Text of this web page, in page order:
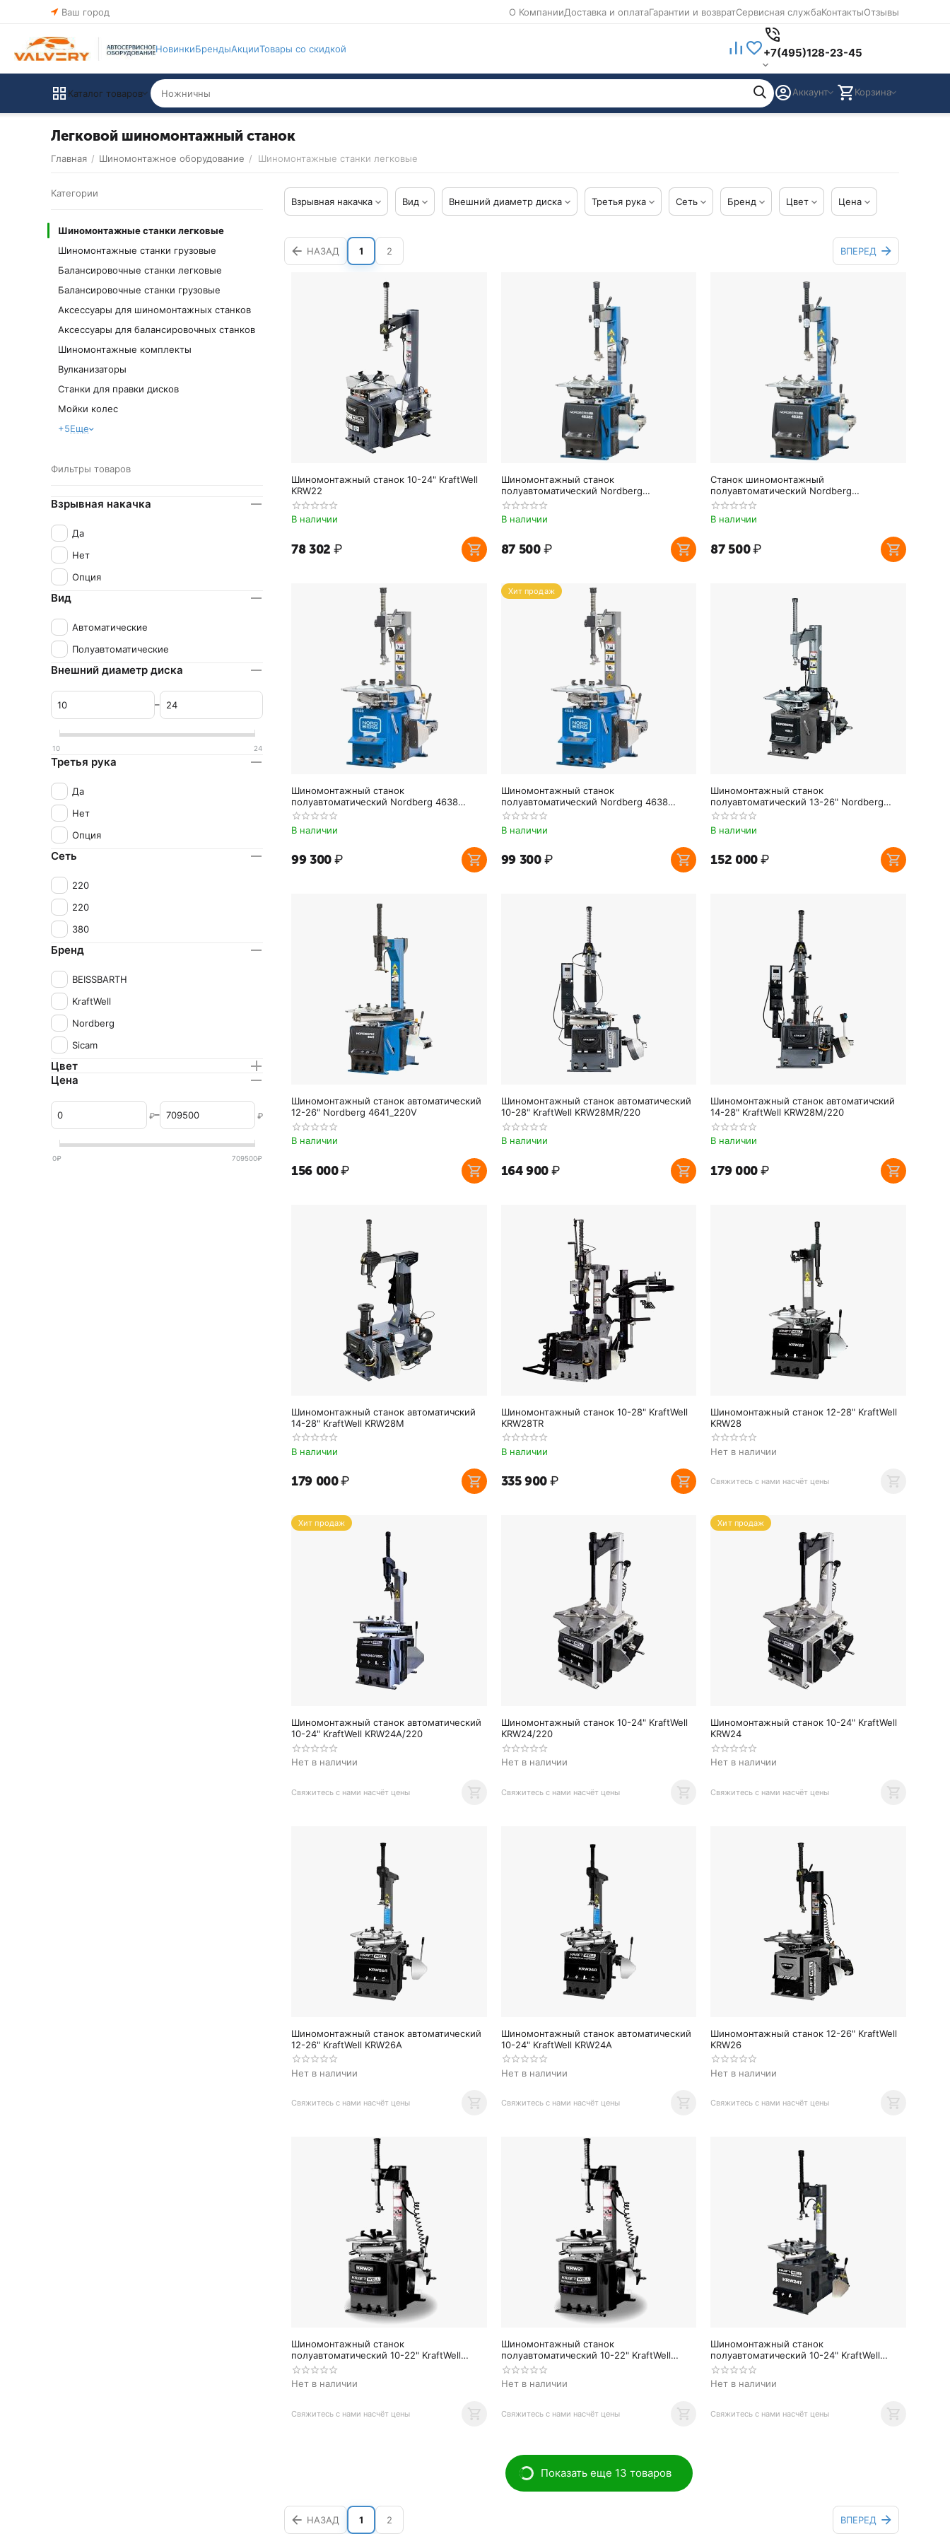
Ваш город О КомпанииДоставка и оплатаГарантии и возвратСервисная службаКонтактыОтзывы
НовинкиБрендыАкцииТовары со скидкой +7(495)128-23-45
Каталог товаров Аккаунт Корзина
Легковой шиномонтажный станок
Главная / Шиномонтажное оборудование / Шиномонтажные станки легковые
Взрывная накачка Вид Внешний диаметр диска Третья рука Сеть Бренд Цвет Цена
НАЗАД 1 2 ВПЕРЕД
Шиномонтажный станок 10-24" KraftWell
KRW22
В наличии
78 302 ₽
Шиномонтажный станок
полуавтоматический Nordberg
4638E_220V
В наличии
87 500 ₽
Станок шиномонтажный
полуавтоматический Nordberg
4638E_380V
В наличии
87 500₽
Шиномонтажный станок
полуавтоматический Nordberg 4638
(220В)
В наличии
99 300₽
Хит продаж
Шиномонтажный станок
полуавтоматический Nordberg 4638
(380В)
В наличии
99 300 ₽
Шиномонтажный станок
полуавтоматический 13-26" Nordberg
4639,5ID
В наличии
152 000₽
Шиномонтажный станок автоматический
12-26" Nordberg 4641_220V
В наличии
156 000₽
Шиномонтажный станок автоматический
10-28" KraftWell KRW28MR/220
В наличии
164 900₽
Шиномонтажный станок автоматичский
14-28" KraftWell KRW28M/220
В наличии
179 000₽
Шиномонтажный станок автоматичский
14-28" KraftWell KRW28M
В наличии
179 000₽
Шиномонтажный станок 10-28" KraftWell
KRW28TR
В наличии
335 900₽
Шиномонтажный станок 12-28" KraftWell
KRW28
Нет в наличии
Свяжитесь с нами насчёт цены
Хит продаж
Шиномонтажный станок автоматический
10-24" KraftWell KRW24A/220
Нет в наличии
Свяжитесь с нами насчёт цены
Шиномонтажный станок 10-24" KraftWell
KRW24/220
Нет в наличии
Свяжитесь с нами насчёт цены
Хит продаж
Шиномонтажный станок 10-24" KraftWell
KRW24
Нет в наличии
Свяжитесь с нами насчёт цены
Шиномонтажный станок автоматический
12-26" KraftWell KRW26A
Нет в наличии
Свяжитесь с нами насчёт цены
Шиномонтажный станок автоматический
10-24" KraftWell KRW24A
Нет в наличии
Свяжитесь с нами насчёт цены
Шиномонтажный станок 12-26" KraftWell
KRW26
Нет в наличии
Свяжитесь с нами насчёт цены
Шиномонтажный станок
полуавтоматический 10-22" KraftWell
KRW21/220
Нет в наличии
Свяжитесь с нами насчёт цены
Шиномонтажный станок
полуавтоматический 10-22" KraftWell
KRW21
Нет в наличии
Свяжитесь с нами насчёт цены
Шиномонтажный станок
полуавтоматический 10-24" KraftWell
KRW24T
Нет в наличии
Свяжитесь с нами насчёт цены
Показать еще 13 товаров
НАЗАД 1 2 ВПЕРЕД
Категории
Шиномонтажные станки легковые
Шиномонтажные станки грузовые
Балансировочные станки легковые
Балансировочные станки грузовые
Аксессуары для шиномонтажных станков
Аксессуары для балансировочных станков
Шиномонтажные комплекты
Вулканизаторы
Станки для правки дисков
Мойки колес
+5Еще
Фильтры товаров
Взрывная накачка
Да
Нет
Опция
Вид
Автоматические
Полуавтоматические
Внешний диаметр диска
–
10 24
Третья рука
Да
Нет
Опция
Сеть
220
220
380
Бренд
BEISSBARTH
KraftWell
Nordberg
Sicam
Цвет
Цена
₽– ₽
0₽ 709500₽